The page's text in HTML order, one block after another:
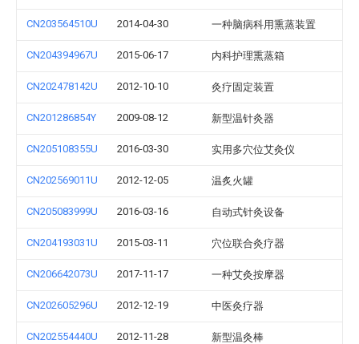
CN203564510U 2014-04-30 一种脑病科用熏蒸装置
CN204394967U 2015-06-17 内科护理熏蒸箱
CN202478142U 2012-10-10 灸疗固定装置
CN201286854Y 2009-08-12 新型温针灸器
CN205108355U 2016-03-30 实用多穴位艾灸仪
CN202569011U 2012-12-05 温炙火罐
CN205083999U 2016-03-16 自动式针灸设备
CN204193031U 2015-03-11 穴位联合灸疗器
CN206642073U 2017-11-17 一种艾灸按摩器
CN202605296U 2012-12-19 中医灸疗器
CN202554440U 2012-11-28 新型温灸棒